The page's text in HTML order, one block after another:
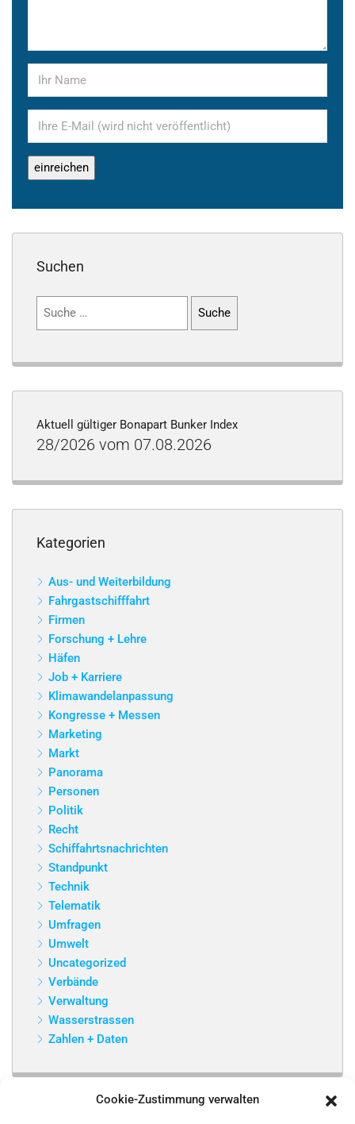
Cookie-Zustimmung verwalten
Suchen
Suchen
Aktuell gültiger Bonapart Bunker Index
28/2026 vom 07.08.2026
Kategorien
Aus- und Weiterbildung
Fahrgastschifffahrt
Firmen
Forschung + Lehre
Häfen
Job + Karriere
Klimawandelanpassung
Kongresse + Messen
Marketing
Markt
Panorama
Personen
Politik
Recht
Schiffahrtsnachrichten
Standpunkt
Technik
Telematik
Umfragen
Umwelt
Uncategorized
Verbände
Verwaltung
Wasserstrassen
Zahlen + Daten